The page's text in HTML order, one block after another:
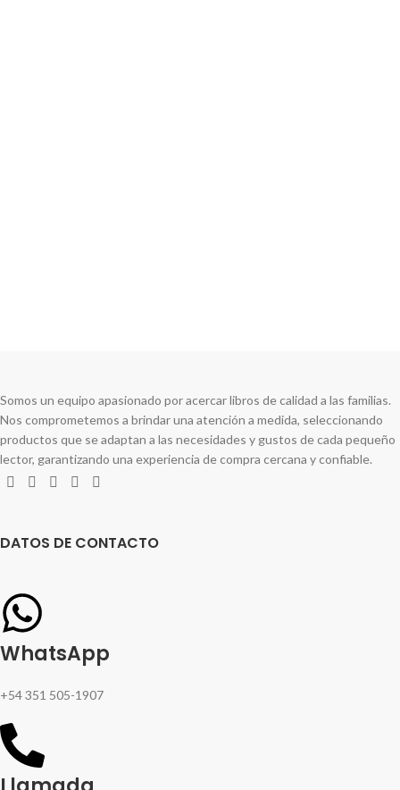
Somos un equipo apasionado por acercar libros de calidad a las familias.
Nos comprometemos a brindar una atención a medida, seleccionando
productos que se adaptan a las necesidades y gustos de cada pequeño
lector, garantizando una experiencia de compra cercana y confiable.
DATOS DE CONTACTO
WhatsApp
+54 351 505-1907